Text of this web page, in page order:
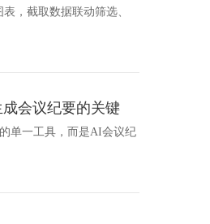
，截取数据联动筛选、
成会议纪要的关键
单一工具，而是AI会议纪